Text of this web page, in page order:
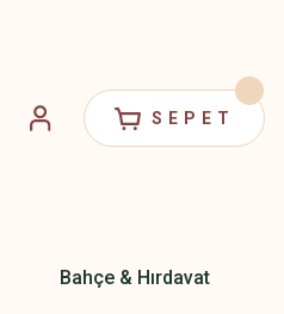
SEPET
Bahçe & Hırdavat